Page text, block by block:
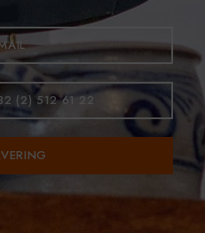
(2) 512 61 22